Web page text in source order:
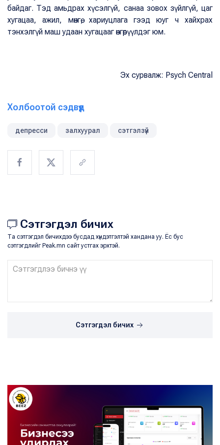
байдаг. Тэд амьдрах хүсэлгүй, санаа зовох зүйлгүй, цаг
хугацаа, ажил, мөнгө, хариуцлага гээд юуг ч хайхрах
тэнхэлгүй маш удаан хугацааг өнгөрүүлдэг юм.
Эх сурвалж: Psych Central
Холбоотой сэдвүүд
депресси залхуурал сэтгэлзүй
Сэтгэгдэл бичих
Та сэтгэгдэл бичихдээ бусдад хүндэтгэлтэй хандана уу. Ёс бус
сэтгэгдлийг Peak.mn сайт устгах эрхтэй.
Сэтгэгдэл бичих